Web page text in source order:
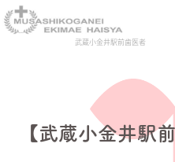
武蔵小金井駅前歯医者
【武蔵小金井駅